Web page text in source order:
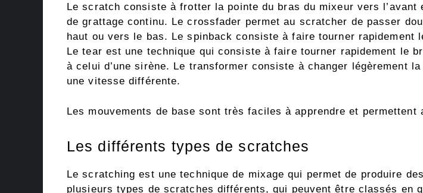
Le scratch consiste à frotter la pointe du bras du mixeur vers
de grattage continu. Le crossfader permet au scratcher de passer
haut ou vers le bas. Le spinback consiste à faire tourner
Le tear est une technique qui consiste à faire tourner rapidement le
à celui d’une sirène. Le transformer consiste à changer légèrement
une vitesse différente.
Les mouvements de base sont très faciles à apprendre et
Les différents types de scratches
Le scratching est une technique de mixage qui permet de produire
plusieurs types de scratches différents, qui peuvent être classés en